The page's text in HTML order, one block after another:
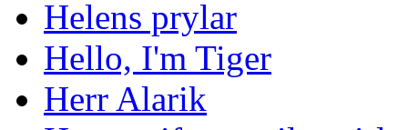
Helens prylar
Hello, I'm Tiger
Herr Alarik